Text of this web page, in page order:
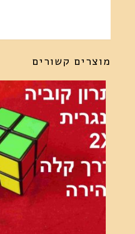
מוצרים קשורים